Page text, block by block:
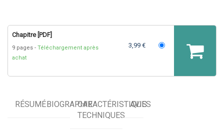
Chapitre [PDF]
9 pages
Téléchargement après
achat
3,99 €
RÉSUMÉBIOGRAPHIECARACTÉRISTIQUES
TECHNIQUES
AVIS